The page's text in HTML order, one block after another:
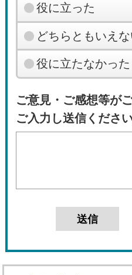
役に立った
どちらともいえ
役に立たなかった
ご意見・ご感想等が
ご入力し送信ください